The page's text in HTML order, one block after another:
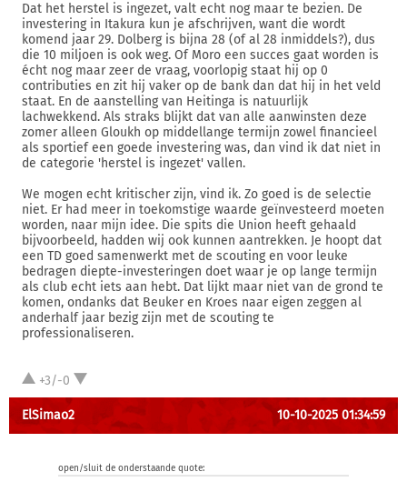
Dat het herstel is ingezet, valt echt nog maar te bezien. De
investering in Itakura kun je afschrijven, want die wordt
komend jaar 29. Dolberg is bijna 28 (of al 28 inmiddels?), dus
die 10 miljoen is ook weg. Of Moro een succes gaat worden is
écht nog maar zeer de vraag, voorlopig staat hij op 0
contributies en zit hij vaker op de bank dan dat hij in het veld
staat. En de aanstelling van Heitinga is natuurlijk
lachwekkend. Als straks blijkt dat van alle aanwinsten deze
zomer alleen Gloukh op middellange termijn zowel financieel
als sportief een goede investering was, dan vind ik dat niet in
de categorie 'herstel is ingezet' vallen.
We mogen echt kritischer zijn, vind ik. Zo goed is de selectie
niet. Er had meer in toekomstige waarde geïnvesteerd moeten
worden, naar mijn idee. Die spits die Union heeft gehaald
bijvoorbeeld, hadden wij ook kunnen aantrekken. Je hoopt dat
een TD goed samenwerkt met de scouting en voor leuke
bedragen diepte-investeringen doet waar je op lange termijn
als club echt iets aan hebt. Dat lijkt maar niet van de grond te
komen, ondanks dat Beuker en Kroes naar eigen zeggen al
anderhalf jaar bezig zijn met de scouting te
professionaliseren.
+3/-0
ElSimao2 10-10-2025 01:34:59
open/sluit de onderstaande quote: